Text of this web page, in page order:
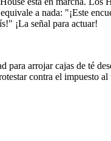
a nada: "¡Este
¡La señal para actuar!
para arrojar cajas de té
contra el impuesto al